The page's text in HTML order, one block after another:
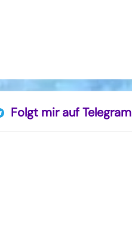
Folgt mir auf Telegram